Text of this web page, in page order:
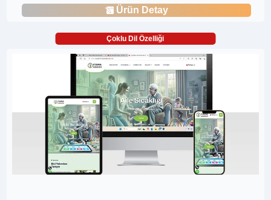
Ürün Detay
Çoklu Dil Özelliği